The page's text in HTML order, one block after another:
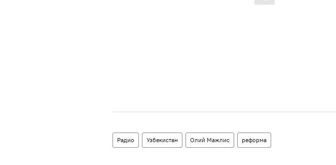
Радио Узбекистан Олий Мажлис реформа